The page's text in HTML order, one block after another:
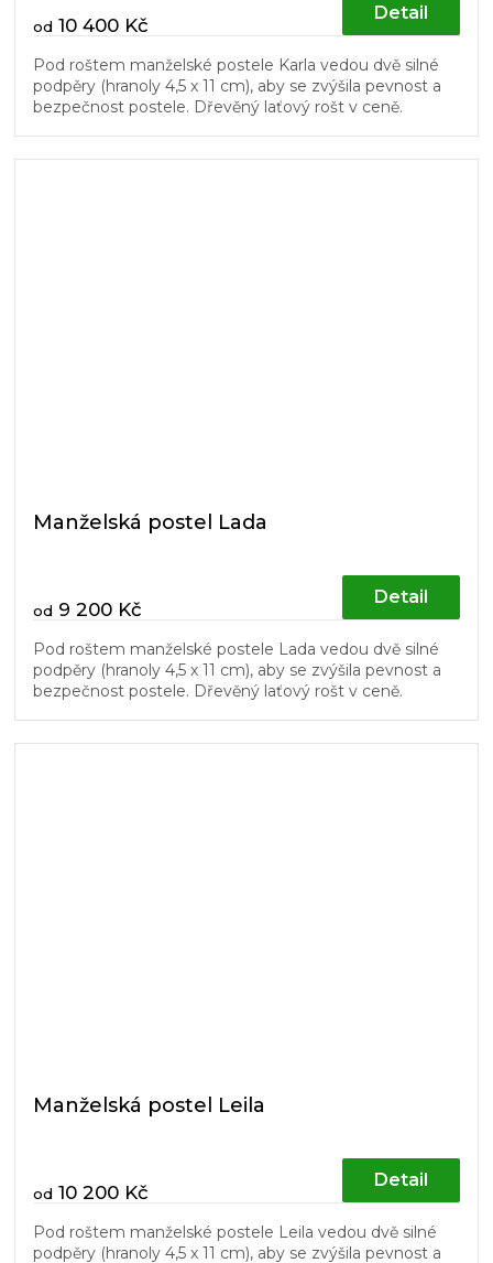
od 10 400 Kč
Detail
Pod roštem manželské postele Karla vedou dvě silné
podpěry (hranoly 4,5 x 11 cm), aby se zvýšila pevnost a
bezpečnost postele. Dřevěný laťový rošt v ceně.
Manželská postel Lada
od 9 200 Kč
Detail
Pod roštem manželské postele Lada vedou dvě silné
podpěry (hranoly 4,5 x 11 cm), aby se zvýšila pevnost a
bezpečnost postele. Dřevěný laťový rošt v ceně.
Manželská postel Leila
od 10 200 Kč
Detail
Pod roštem manželské postele Leila vedou dvě silné
podpěry (hranoly 4,5 x 11 cm), aby se zvýšila pevnost a